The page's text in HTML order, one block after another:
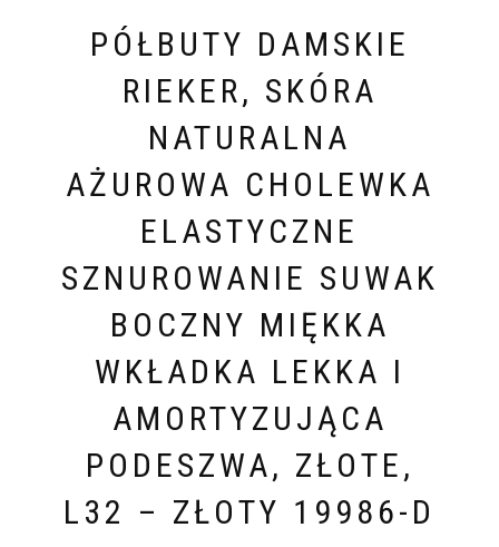
PÓŁBUTY DAMSKIE
RIEKER, SKÓRA
NATURALNA
AŻUROWA CHOLEWKA
ELASTYCZNE
SZNUROWANIE SUWAK
BOCZNY MIĘKKA
WKŁADKA LEKKA I
AMORTYZUJĄCA
PODESZWA, ZŁOTE,
L32 – ZŁOTY 19986-D